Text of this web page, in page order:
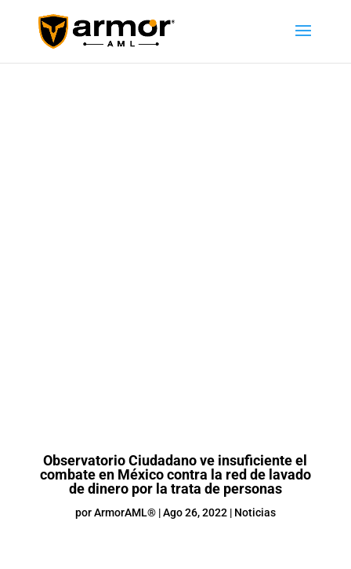
Observatorio Ciudadano ve insuficiente el
combate en México contra la red de lavado
de dinero por la trata de personas
porArmorAML®|Ago 26, 2022| Noticias